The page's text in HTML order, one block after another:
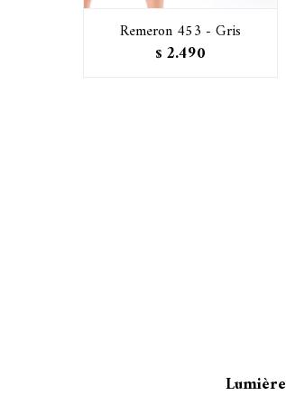
Remeron 453 - Gris
$ 2.490
Lumière